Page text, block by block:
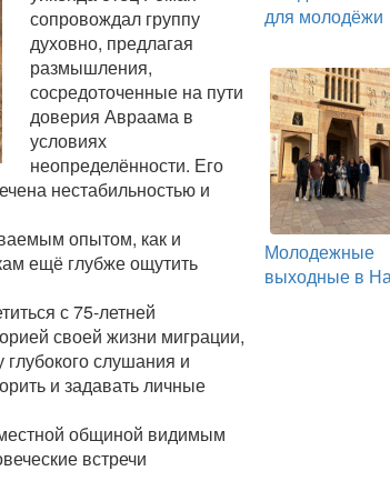
сопровождал группу
духовно, предлагая
размышления,
сосредоточенные на пути
доверия Авраама в
условиях
неопределённости. Его
нестабильностью и
опытом, как и
ещё глубже ощутить
с 75-летней
своей жизни миграции,
слушания и
и задавать личные
общиной видимым
встречи
для молодёжи
Молодежные
выходные в